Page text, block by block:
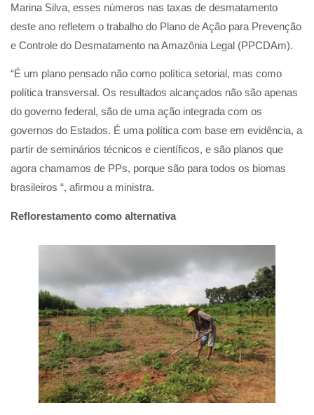
Marina Silva, esses números nas taxas de desmatamento
deste ano refletem o trabalho do Plano de Ação para Prevenção
e Controle do Desmatamento na Amazônia Legal (PPCDAm).
“É um plano pensado não como política setorial, mas como
política transversal. Os resultados alcançados não são apenas
do governo federal, são de uma ação integrada com os
governos do Estados. É uma política com base em evidência, a
partir de seminários técnicos e científicos, e são planos que
agora chamamos de PPs, porque são para todos os biomas
brasileiros “, afirmou a ministra.
Reflorestamento como alternativa